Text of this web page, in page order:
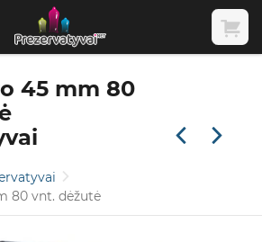
45 mm 80
80 vnt. dėžutė